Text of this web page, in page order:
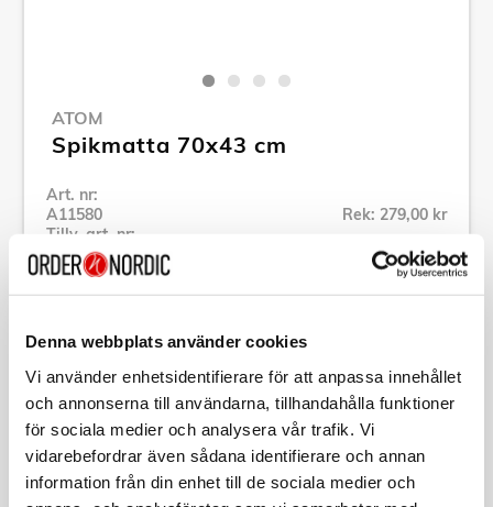
Denna webbplats använder cookies
Vi använder enhetsidentifierare för att anpassa innehållet
och annonserna till användarna, tillhandahålla funktioner
för sociala medier och analysera vår trafik. Vi
vidarebefordrar även sådana identifierare och annan
information från din enhet till de sociala medier och
ATOM
Spikmatta 70x43 cm
Art. nr:
A11580
Tillv. art. nr:
326075
Rek: 279,00 kr
Se alla produkter inom Atom
Specifikation
Beskrivning
A11580